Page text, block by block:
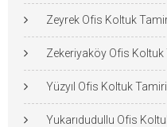
Zeyrek Ofis Koltuk
Zekeriyaköy Ofis
Yüzyıl Ofis Koltuk
Yukarıdudullu Ofis